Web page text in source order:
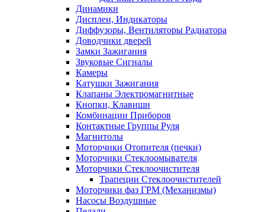
Динамики
Дисплеи, Индикаторы
Диффузоры, Вентиляторы Радиатора
Доводчики дверей
Замки Зажигания
Звуковые Сигналы
Камеры
Катушки Зажигания
Клапаны Электромагнитные
Кнопки, Клавиши
Комбинации Приборов
Контактные Группы Руля
Магнитолы
Моторчики Отопителя (печки)
Моторчики Стеклоомывателя
Моторчики Стеклоочистителя
Трапеции Стеклоочистителей
Моторчики фаз ГРМ (Механизмы)
Насосы Воздушные